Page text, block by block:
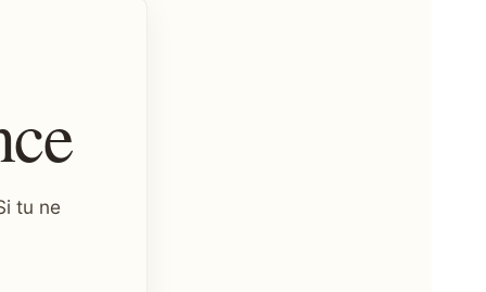
tu ne